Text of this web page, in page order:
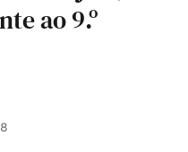
ao 9.º